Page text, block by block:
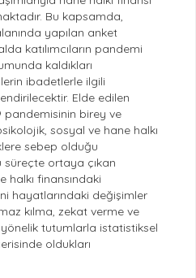
Bu kapsamda,
yapılan anket
katılımcıların pandemi
kaldıkları
ibadetlerle ilgili
Elde edilen
pandemisinin birey ve
sosyal ve hane halkı
sebep olduğu
süreçte ortaya çıkan
halkı finansındaki
hayatlarındaki değişimler
kılma, zekat verme ve
tutumlarla istatistiksel
oldukları